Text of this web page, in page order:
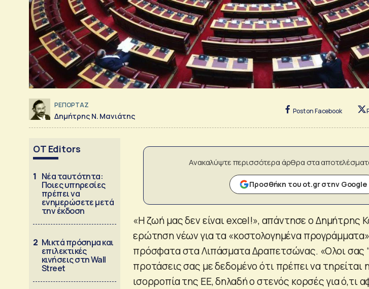
ΡΕΠΟΡΤΑΖ
Δημήτρης Ν. Μανιάτης
Post on Facebook
OT Editors
1 Νέα ταυτότητα:
Ποιες υπηρεσίες
πρέπει να
ενημερώσετε μετά
την έκδοση
2 Μικτά πρόσημα και
επιλεκτικές
κινήσεις στη Wall
Street
Ανακαλύψτε περισσότερα άρθρα στα
Προσθήκη του ot.gr στην Google
«Η ζωή μας δεν είναι excel!», απάντησε ο Δημήτρης
ερώτηση νέων για τα «κοστολογημένα
πρόσφατα στα Λιπάσματα Δραπετσώνας. «Ολοι σας
προτάσεις σας με δεδομένο ότι πρέπει να τηρείται
ισορροπία της ΕΕ, δηλαδή ο στενός κορσές για ό,τι